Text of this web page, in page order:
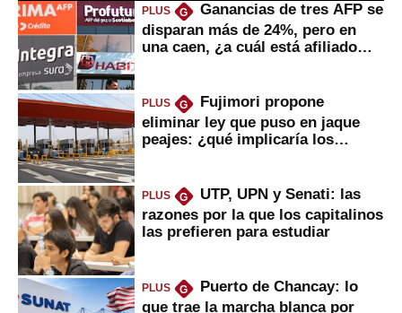
PLUS G
Ganancias de tres AFP se
disparan más de 24%, pero en
una caen, ¿a cuál está afiliado
PLUS G
Fujimori propone
eliminar ley que puso en jaque
peajes: ¿qué implicaría los
PLUS G
UTP, UPN y Senati: las
razones por la que los capitalinos
las prefieren para estudiar
PLUS G
Puerto de Chancay: lo
que trae la marcha blanca por